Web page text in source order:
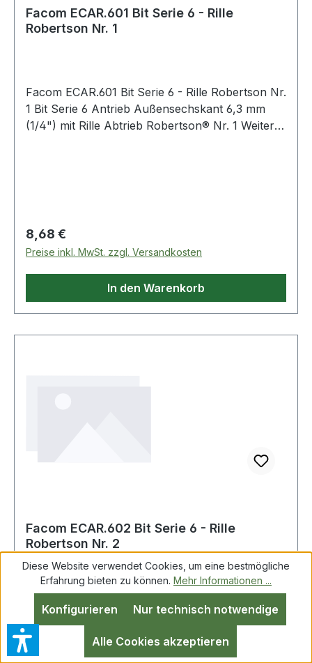
Facom ECAR.601 Bit Serie 6 - Rille
Robertson Nr. 1
Facom ECAR.601 Bit Serie 6 - Rille Robertson Nr.
1 Bit Serie 6 Antrieb Außensechskant 6,3 mm
(1/4") mit Rille Abtrieb Robertson® Nr. 1 Weitere
Regulärer Preis:
8,68 €
Preise inkl. MwSt. zzgl. Versandkosten
In den Warenkorb
Facom ECAR.602 Bit Serie 6 - Rille
Robertson Nr. 2
Facom ECAR.602 Bit Serie 6 - Rille Robertson
Nr. 2 Bit Serie 6 Antrieb Außensechskant 6,3 mm
(1/4") mit Rille Abtrieb Robertson® Nr. 2 Weitere
Produkte im Bereich Bits
Diese Website verwendet Cookies, um eine bestmögliche
Erfahrung bieten zu können. Mehr Informationen ...
Nur technisch notwendige
Konfigurieren
Alle Cookies akzeptieren